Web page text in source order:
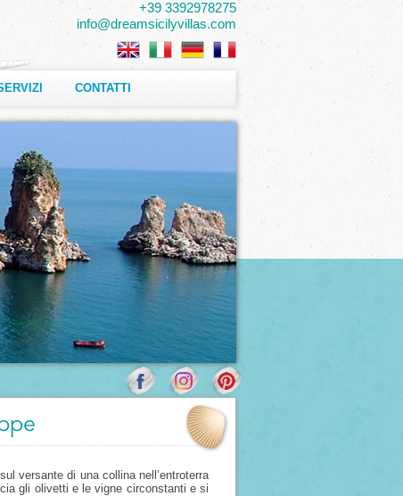
+39 3392978275
info@dreamsicilyvillas.com
CONTATTI
versante di una collina nell’entroterra
gli olivetti e le vigne circonstanti e si